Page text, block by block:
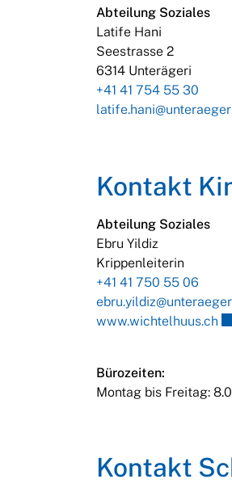
Abteilung Soziales
Latife Hani
Seestrasse 2
6314 Unterägeri
+41 41 754 55 30
Kontakt
Abteilung Soziales
Ebru Yildiz
Krippenleiterin
+41 41 750 55 06
www.wichtelhuus.ch
Bürozeiten:
Montag bis Freitag:
Kontakt